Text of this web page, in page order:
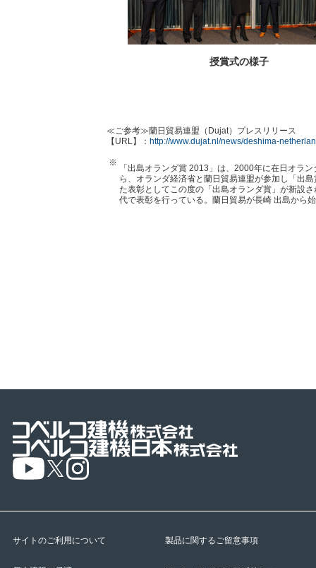
授賞式の様子
≪ご参考≫蘭日貿易連盟（Dujat）プレスリリース
【URL】： http://www.dujat.nl/news/deshima-
※
「出島オランダ賞 2013」は、2000年に在日オラ
ら、オランダ経済省と蘭日貿易連盟が参加し「出
た表彰としてこの度の「出島オランダ賞」が新設
代で表彰を行っている。蘭日貿易が長崎 出島から
サイトのご利用について 製品に関するご留意事項